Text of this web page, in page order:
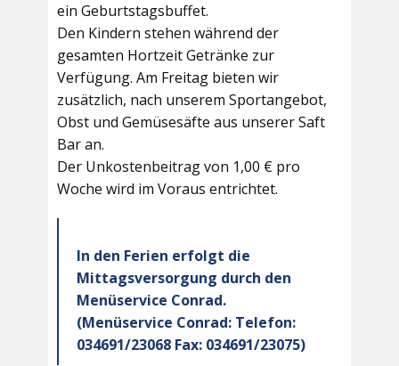
ein Geburtstagsbuffet.
Den Kindern stehen während der
gesamten Hortzeit Getränke zur
Verfügung. Am Freitag bieten wir
zusätzlich, nach unserem Sportangebot,
Obst und Gemüsesäfte aus unserer Saft
Bar an.
Der Unkostenbeitrag von 1,00 € pro
Woche wird im Voraus entrichtet.
In den Ferien erfolgt die
Mittagsversorgung durch den
Menüservice Conrad.
(Menüservice Conrad: Telefon:
034691/23068 Fax: 034691/23075)